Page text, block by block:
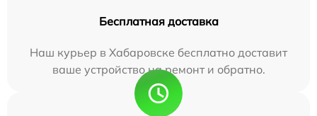
Бесплатная доставка
Наш курьер в Хабаровске бесплатно доставит
ваше устройство на ремонт и обратно.